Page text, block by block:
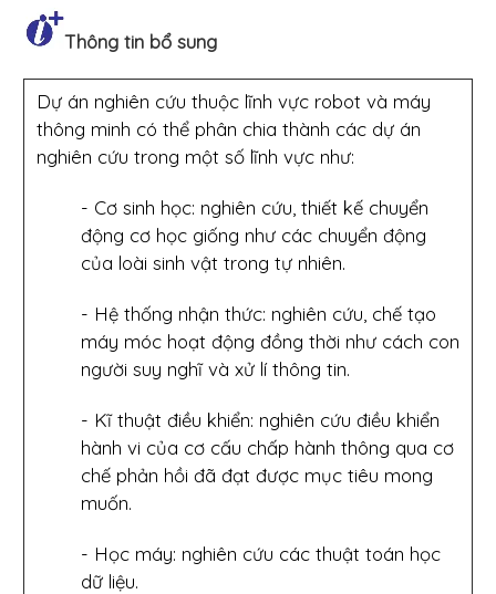
Thông tin bổ sung
Dự án nghiên cứu thuộc lĩnh vực robot và máy
thông minh có thể phân chia thành các dự án
nghiên cứu trong một số lĩnh vực như:
- Cơ sinh học: nghiên cứu, thiết kế chuyển
động cơ học giống như các chuyển động
của loài sinh vật trong tự nhiên.
- Hệ thống nhận thức: nghiên cứu, chế tạo
máy móc hoạt động đồng thời như cách con
người suy nghĩ và xử lí thông tin.
- Kĩ thuật điều khiển: nghiên cứu điều khiển
hành vi của cơ cấu chấp hành thông qua cơ
chế phản hồi đã đạt được mục tiêu mong
muốn.
- Học máy: nghiên cứu các thuật toán học
dữ liệu.